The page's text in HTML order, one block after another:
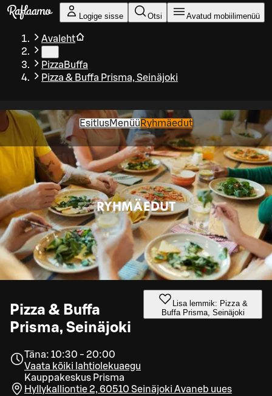
Liigu peamise sisu juurde
Logige sisse Otsi Avatud mobiilimenüü
Avaleht
PizzaBuffa
Pizza & Buffa Prisma, Seinäjoki
EsitlusMenüü Ryhmäedut
RYHMÄEDUT
Pizza & Buffa
Prisma, Seinäjoki
Lisa lemmik: Pizza &
Buffa Prisma, Seinäjoki
Täna: 10:30 - 20:00
Vaata kõiki lahtiolekuaegu
Kauppakeskus Prisma
Hyllykalliontie 2, 60510 Seinäjoki Avaneb uues